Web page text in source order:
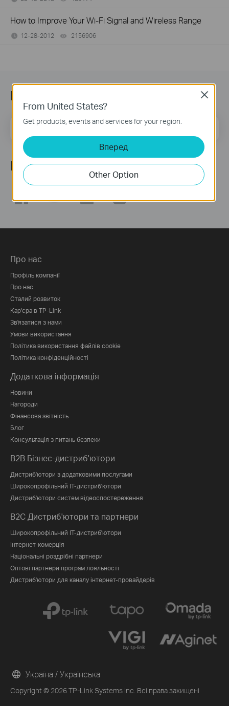
How to Improve Your Wi-Fi Signal and Wireless Range
12-28-2012 2156906
Підписатись на розсилку
Email Address
Ми в соцмережах
Про нас
Профіль компанії
Про нас
Сталий розвиток
Кар'єра в TP-Link
Зв'язатися з нами
Умови використання
Політика використання файлів cookie
Політика конфіденційності
Додаткова інформація
Новини
Нагороди
Фінансова звітність
Блог
Консультація з питань безпеки
B2B Бізнес-дистриб'ютори
Дистриб'ютори з додатковими послугами
Широкопрофільний IT-дистриб'ютори
Дистриб'ютори систем відеоспостереження
B2C Дистриб'ютори та партнери
Широкопрофільний IT-дистриб'ютори
Інтернет-комерція
Національні роздрібні партнери
Оптові партнери програм лояльності
Дистриб'ютори для каналу інтернет-провайдерів
Copyright © 2026 TP-Link Systems Inc. Всі права захищені
Україна / Українська
From United States?
Get products, events and services for your region.
Вперед
Other Option
Close